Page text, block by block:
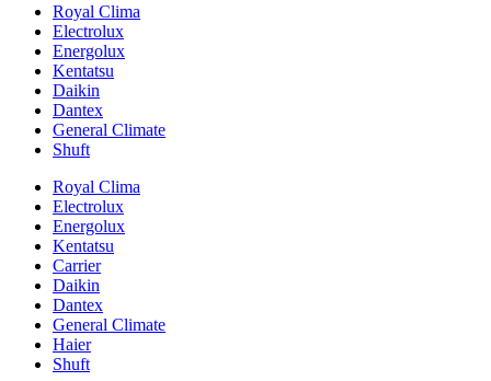
Royal Clima
Electrolux
Energolux
Kentatsu
Daikin
Dantex
General Climate
Shuft
Royal Clima
Electrolux
Energolux
Kentatsu
Carrier
Daikin
Dantex
General Climate
Haier
Shuft